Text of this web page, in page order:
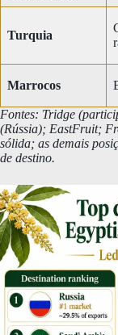
Turquia
Marrocos
Fontes: Tridge
(Rússia); EastFruit;
sólida; as demais
de destino.